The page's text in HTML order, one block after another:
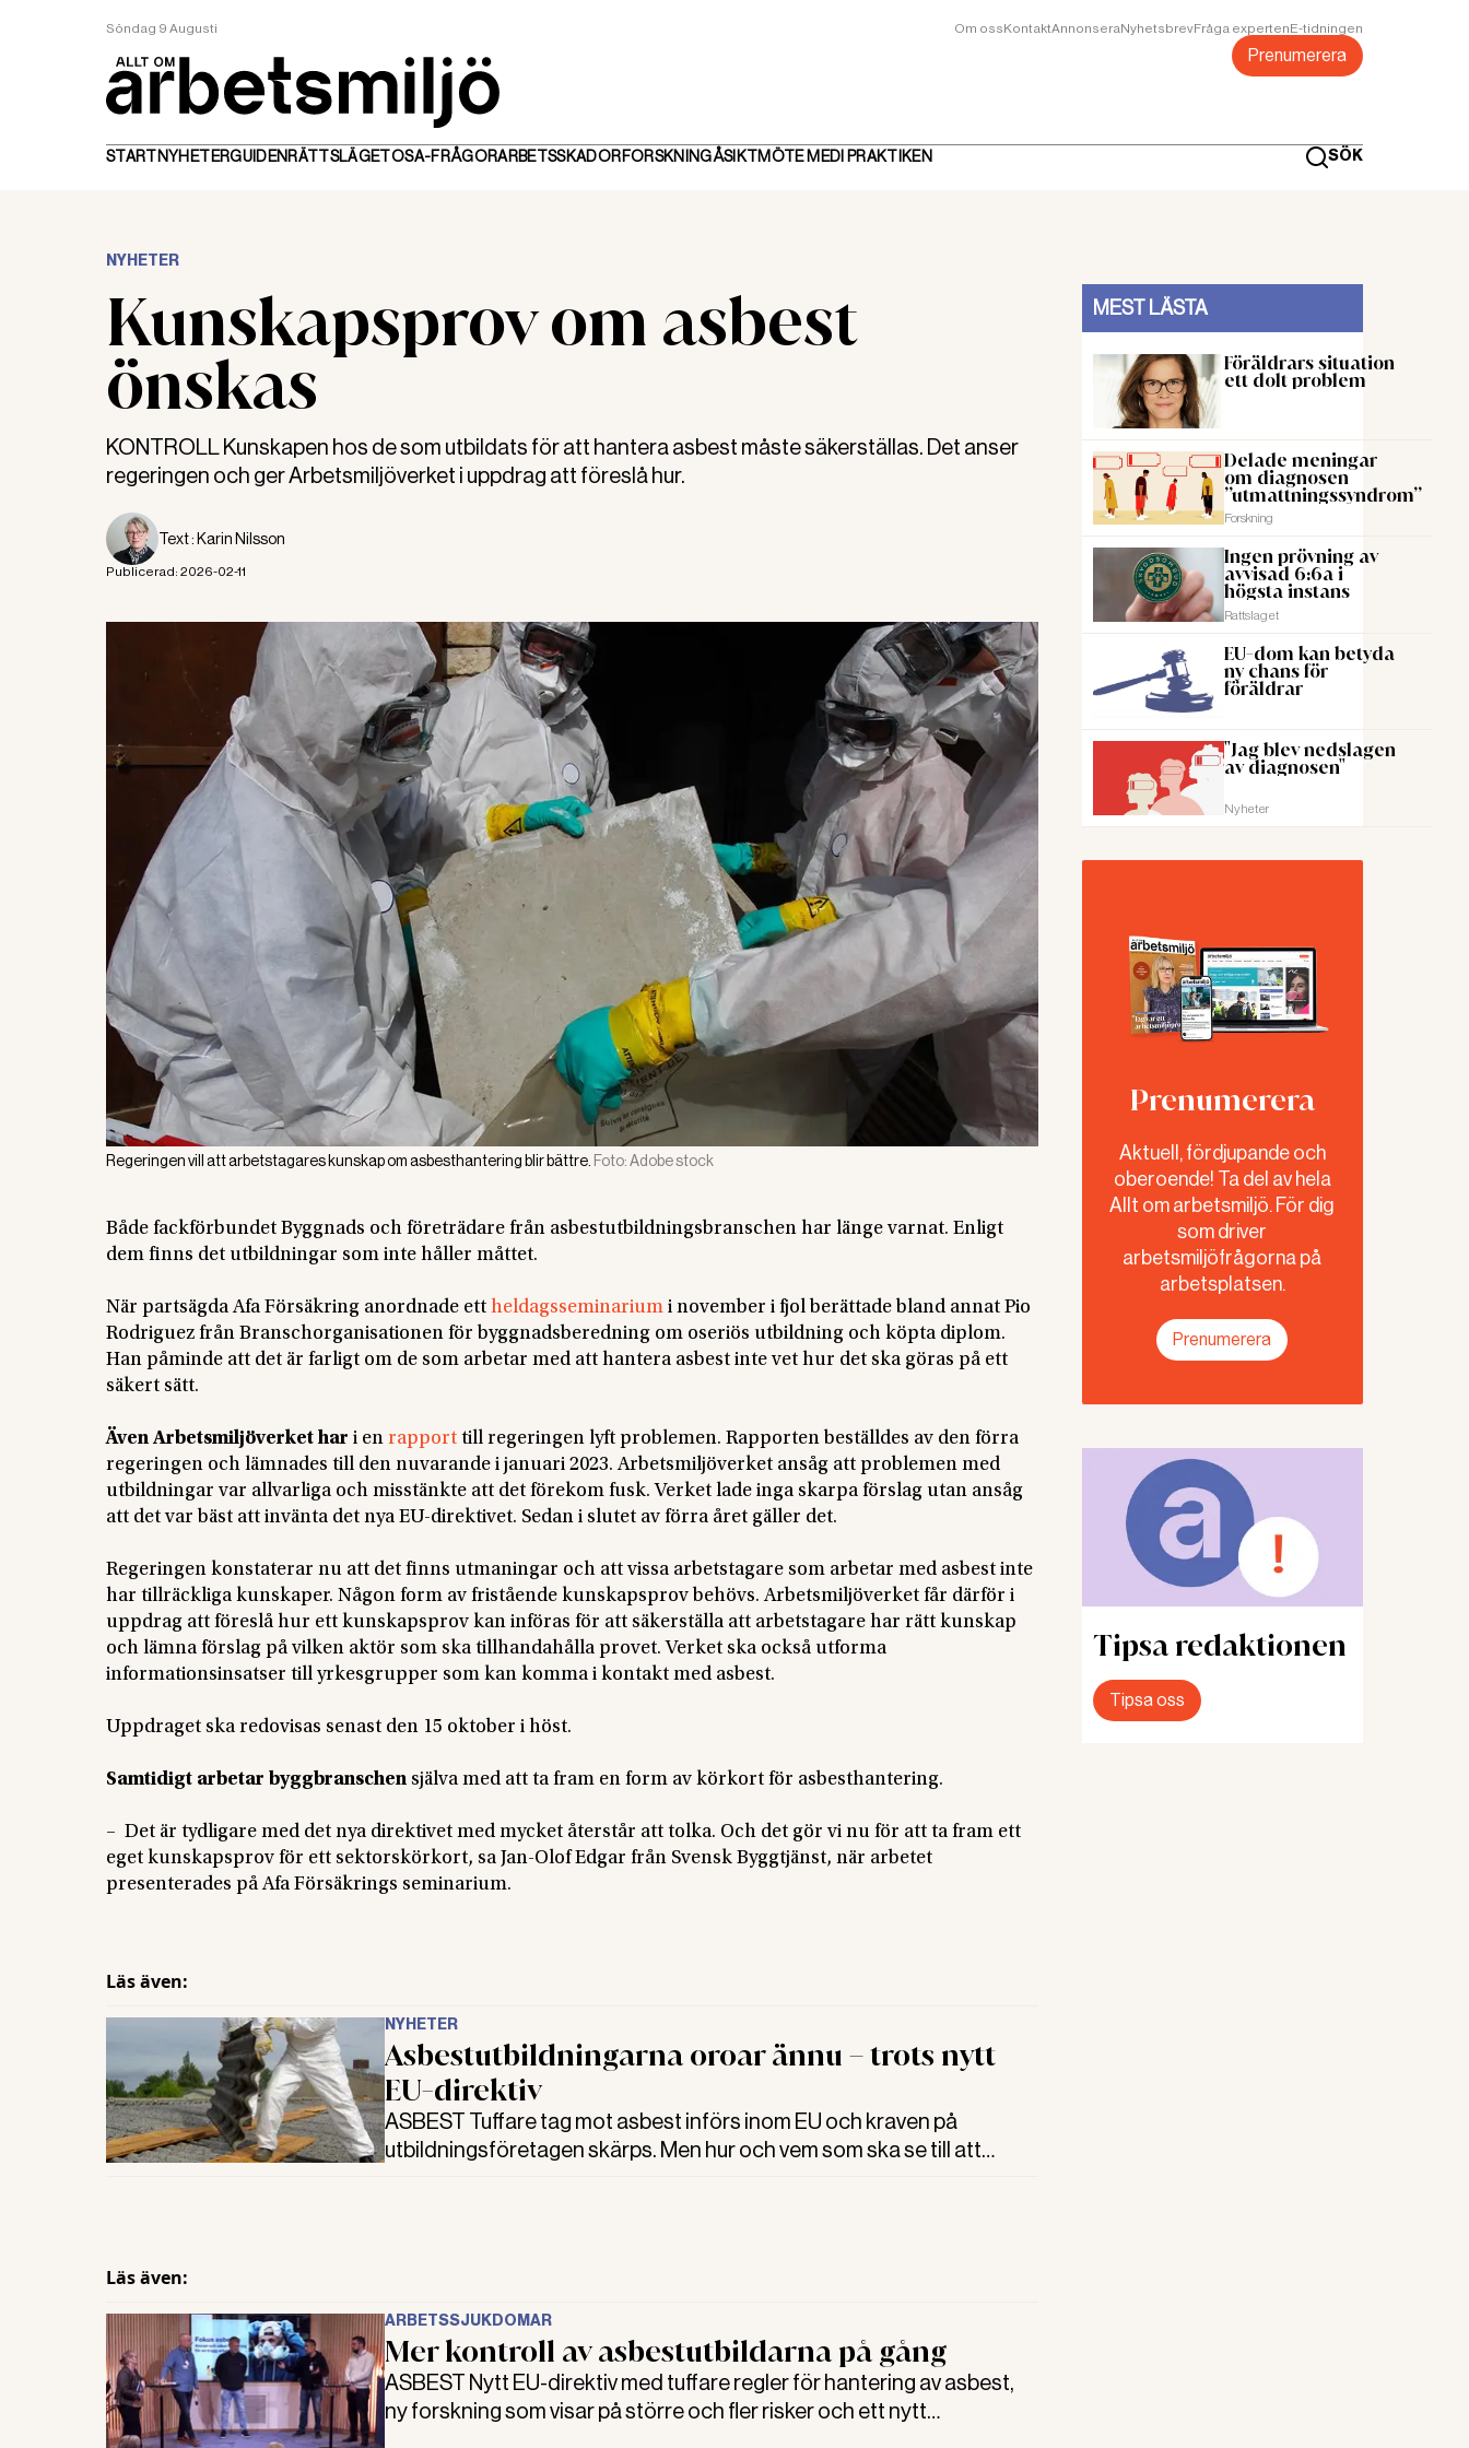
Söndag 9 Augusti Om ossKontaktAnnonseraNyhetsbrevFråga expertenE-tidningen
Prenumerera
STARTNYHETERGUIDEN RÄTTSLÄGETOSA-FRÅGORARBETSSKADORFORSKNINGÅSIKTMÖTE MED I PRAKTIKEN SÖK
NYHETER
Kunskapsprov om asbest
önskas
KONTROLL Kunskapen hos de som utbildats för att hantera asbest måste säkerställas. Det anser
regeringen och ger Arbetsmiljöverket i uppdrag att föreslå hur.
Text : Karin Nilsson
Publicerad: 2026-02-11
Regeringen vill att arbetstagares kunskap om asbesthantering blir bättre. Foto:Adobe stock
Både fackförbundet Byggnads och företrädare från asbestutbildningsbranschen har länge varnat. Enligt
dem finns det utbildningar som inte håller måttet.
När partsägda Afa Försäkring anordnade ett heldagsseminarium i november i fjol berättade bland annat Pio
Rodriguez från Branschorganisationen för byggnadsberedning om oseriös utbildning och köpta diplom.
Han påminde att det är farligt om de som arbetar med att hantera asbest inte vet hur det ska göras på ett
säkert sätt.
Även Arbetsmiljöverket har i en rapport till regeringen lyft problemen. Rapporten beställdes av den förra
regeringen och lämnades till den nuvarande i januari 2023. Arbetsmiljöverket ansåg att problemen med
utbildningar var allvarliga och misstänkte att det förekom fusk. Verket lade inga skarpa förslag utan ansåg
att det var bäst att invänta det nya EU-direktivet. Sedan i slutet av förra året gäller det.
Regeringen konstaterar nu att det finns utmaningar och att vissa arbetstagare som arbetar med asbest inte
har tillräckliga kunskaper. Någon form av fristående kunskapsprov behövs. Arbetsmiljöverket får därför i
uppdrag att föreslå hur ett kunskapsprov kan införas för att säkerställa att arbetstagare har rätt kunskap
och lämna förslag på vilken aktör som ska tillhandahålla provet. Verket ska också utforma
informationsinsatser till yrkesgrupper som kan komma i kontakt med asbest.
Uppdraget ska redovisas senast den 15 oktober i höst.
Samtidigt arbetar byggbranschen själva med att ta fram en form av körkort för asbesthantering.
– Det är tydligare med det nya direktivet med mycket återstår att tolka. Och det gör vi nu för att ta fram ett
eget kunskapsprov för ett sektorskörkort, sa Jan-Olof Edgar från Svensk Byggtjänst, när arbetet
presenterades på Afa Försäkrings seminarium.
Läs även:
NYHETER
Asbestutbildningarna oroar ännu – trots nytt
EU-direktiv
ASBEST Tuffare tag mot asbest införs inom EU och kraven på
utbildningsföretagen skärps. Men hur och vem som ska se till att
Läs även:
ARBETSSJUKDOMAR
Mer kontroll av asbestutbildarna på gång
ASBEST Nytt EU-direktiv med tuffare regler för hantering av asbest,
ny forskning som visar på större och fler risker och ett nytt
MEST LÄSTA
Föräldrars situation
ett dolt problem
Delade meningar
om diagnosen
”utmattningssyndrom”
Forskning
Ingen prövning av
avvisad 6:6a i
högsta instans
Rattslaget
EU-dom kan betyda
ny chans för
föräldrar
"Jag blev nedslagen
av diagnosen"
Nyheter
Prenumerera
Aktuell, fördjupande och
oberoende! Ta del av hela
Allt om arbetsmiljö. För dig
som driver
arbetsmiljöfrågorna på
arbetsplatsen.
Prenumerera
Tipsa redaktionen
Tipsa oss